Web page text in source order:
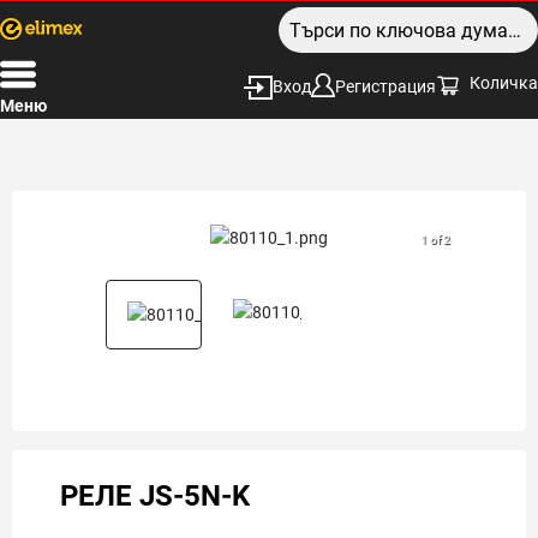
Меню
Вход Регистрация Количка
1 of 2
РЕЛЕ JS-5N-K